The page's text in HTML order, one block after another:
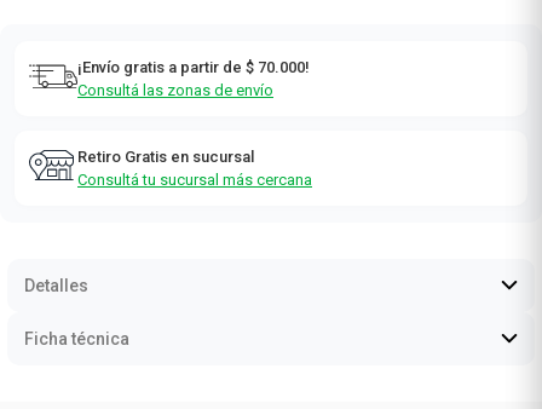
¡Envío gratis a partir de $ 70.000!
Consultá las zonas de envío
Retiro Gratis en sucursal
Consultá tu sucursal más cercana
Detalles
Ficha técnica